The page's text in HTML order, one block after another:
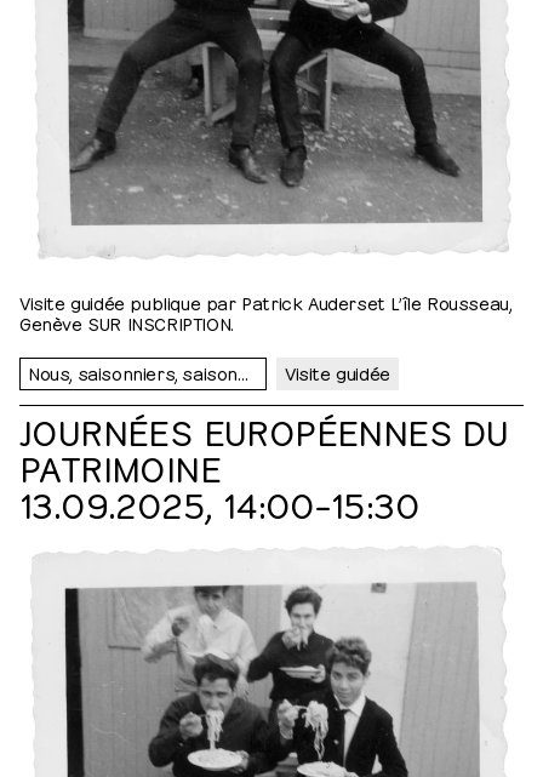
Visite guidée publique par Patrick Auderset L’île Rousseau,
Genève SUR INSCRIPTION.
Nous, saisonniers, saisonnières… Visite guidée
JOURNÉES EUROPÉENNES DU
PATRIMOINE
13.09.2025, 14:00⁠–⁠15:30